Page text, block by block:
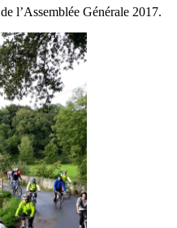
l’Assemblée Générale 2017.